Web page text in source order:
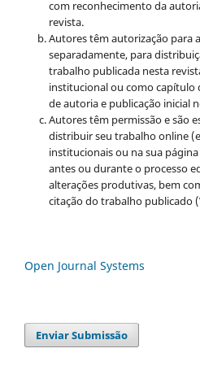
com reconhecimento da
revista.
Autores têm autorização para
separadamente, para
trabalho publicada nesta
institucional ou como capítulo
de autoria e publicação inicial
Autores têm permissão e são
distribuir seu trabalho online
institucionais ou na sua
antes ou durante o processo
alterações produtivas, bem
citação do trabalho publicado
Open Journal Systems
Enviar Submissão